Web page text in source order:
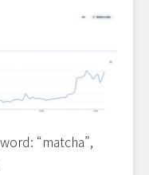
定着したのか
“matcha”,